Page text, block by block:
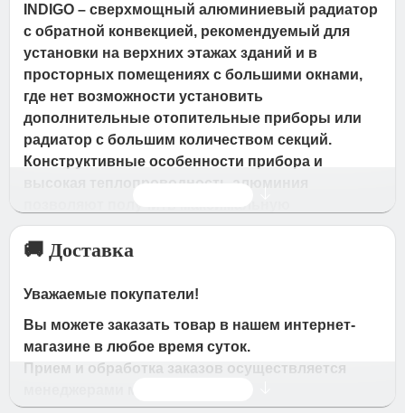
INDIGO – сверхмощный алюминиевый радиатор
с обратной конвекцией, рекомендуемый для
установки на верхних этажах зданий и в
просторных помещениях с большими окнами,
где нет возможности установить
дополнительные отопительные приборы или
радиатор с большим количеством секций.
Конструктивные особенности прибора и
высокая теплопроводность алюминия
теплоотдачу с одной секции – 192 Вт. В модели
применена запатентованная технология
вертикальном коллекторе), увеличивающая
теплоотдачу радиатора на 5%. Кроме того,
уникальной особенностью прибора является
дополнительное конвекционное крыло в
🚚 Доставка
Уважаемые покупатели!
Вы можете заказать товар в нашем интернет-
магазине в любое время суток.
Прием и обработка заказов осуществляется